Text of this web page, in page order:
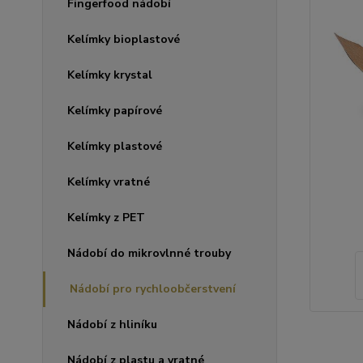
Fingerfood nádobí
Kelímky bioplastové
Kelímky krystal
Kelímky papírové
Kelímky plastové
Kelímky vratné
Kelímky z PET
Nádobí do mikrovlnné trouby
Nádobí pro rychloobčerstvení
Nádobí z hliníku